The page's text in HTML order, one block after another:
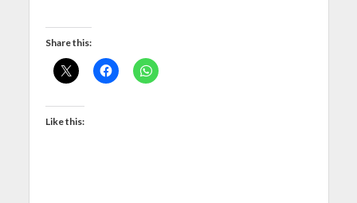
Share this:
Like this: